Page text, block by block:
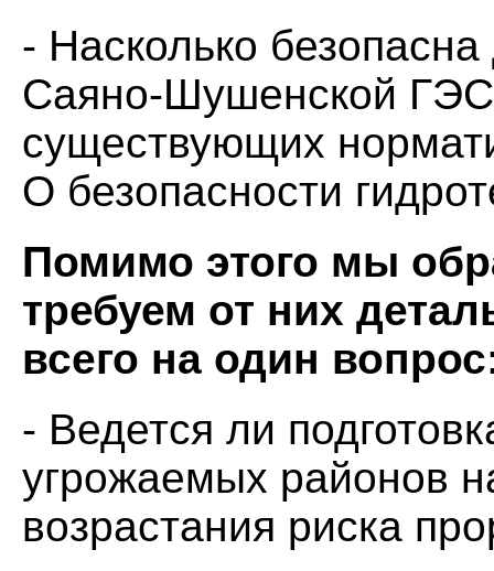
- Насколько
Саяно-Шушенской
существующих
О безопасности
Помимо этого мы
требуем от них
всего на один
- Ведется ли
угрожаемых районов
возрастания риска